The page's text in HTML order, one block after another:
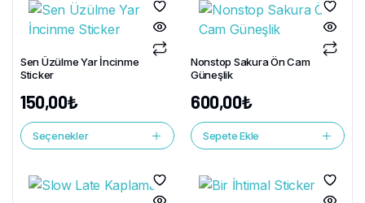
Sen Üzülme Yar İncinme
Sticker
150,00₺
Seçenekler
Nonstop Sakura Ön Cam
Güneşlik
600,00₺
Sepete Ekle